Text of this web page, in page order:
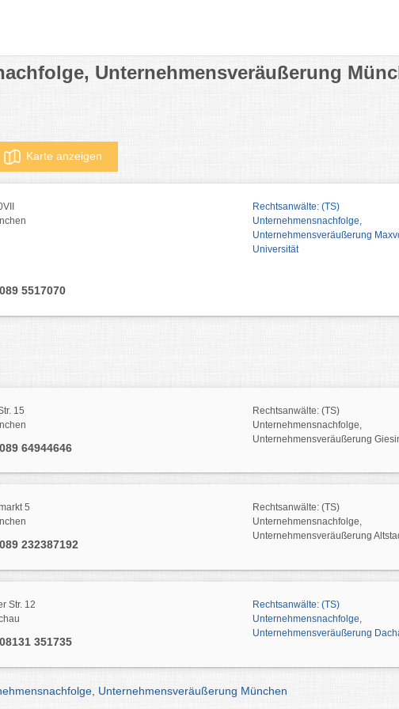
Unternehmensveräußerung
Karte anzeigen
5517070
Rechtsanwälte: (TS)
Unternehmensnachfolge,
Unternehmensveräußerung
Universität
15
64944646
Rechtsanwälte: (TS)
Unternehmensnachfolge,
Unternehmensveräußerung
5
232387192
Rechtsanwälte: (TS)
Unternehmensnachfolge,
Unternehmensveräußerung
Str. 12
351735
Rechtsanwälte: (TS)
Unternehmensnachfolge,
Unternehmensveräußerung
Unternehmensveräußerung München